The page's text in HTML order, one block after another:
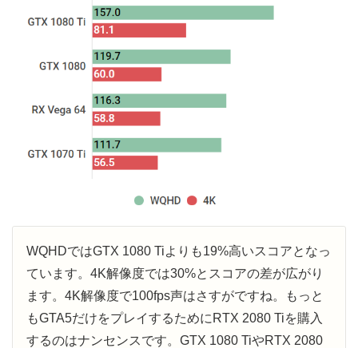
WQHDではGTX 1080 Tiよりも19%高いスコアとなっ
ています。4K解像度では30%とスコアの差が広がり
ます。4K解像度で100fps声はさすがですね。もっと
もGTA5だけをプレイするためにRTX 2080 Tiを購入
するのはナンセンスです。GTX 1080 TiやRTX 2080